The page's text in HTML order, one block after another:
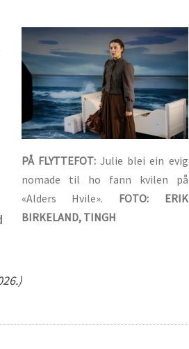
PÅ FLYTTEFOT:Julie blei ein evig
nomade til ho fann kvilen på
«Alders Hvile». FOTO: ERIK
BIRKELAND, TINGH